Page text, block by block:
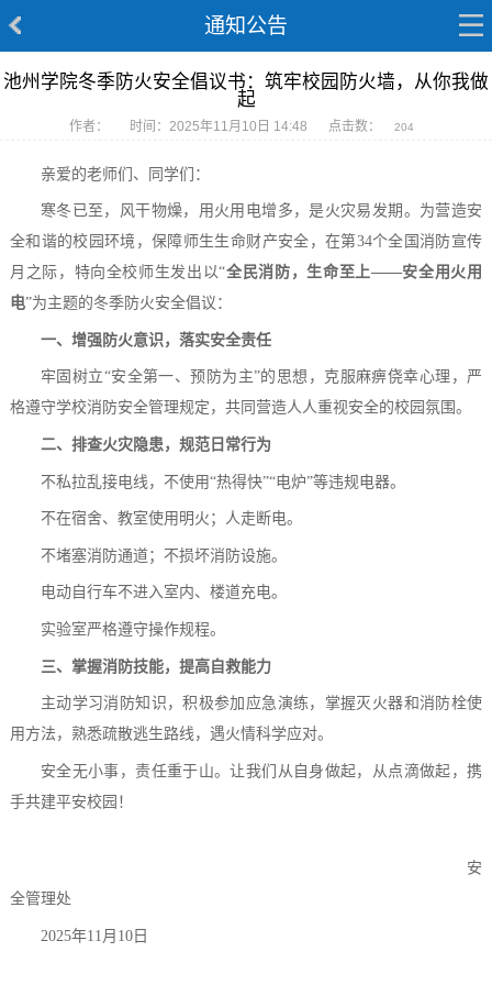
通知公告
池州学院冬季防火安全倡议书：筑牢校园防火墙，从你我做
起
作者： 时间：2025年11月10日 14:48 点击数： 204
亲爱的老师们、同学们：
寒冬已至，风干物燥，用火用电增多，是火灾易发期。为营造安
全和谐的校园环境，保障师生生命财产安全，在第34个全国消防宣传
月之际，特向全校师生发出以“全民消防，生命至上——安全用火用
电”为主题的冬季防火安全倡议：
一、增强防火意识，落实安全责任
牢固树立“安全第一、预防为主”的思想 ，克服麻痹侥幸心理，严
格遵守学校消防安全管理规定，共同营造人人重视安全的校园氛围。
二、排查火灾隐患，规范日常行为
不私拉乱接电线，不使用“热得快”“电炉”等违规电器。
不在宿舍、教室使用明火 ； 人走 断电。
不堵塞消防通道； 不损坏消防设施。
电动自行车不进入室内、楼道充电。
实验室严格遵守操作规程。
三、掌握消防技能，提高自救能力
主动学习消防知识，积极参加应急演练，掌握灭火器和消防栓使
用方法，熟悉疏散逃生路线，遇火情科学应对。
安全无小事，责任重于山。让我们从自身做起，从点滴做起，携
手共建平安校园！
安
全管理处
2025年11月 10日